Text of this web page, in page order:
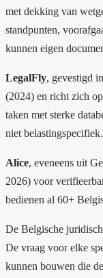
met dekking van
standpunten,
kunnen eigen
LegalFly, gevestigd
(2024) en richt zich
taken met sterke
niet belastingspecifiek.
Alice, eveneens uit
2026) voor
bedienen al 60+
De Belgische
De vraag voor elke
kunnen bouwen die